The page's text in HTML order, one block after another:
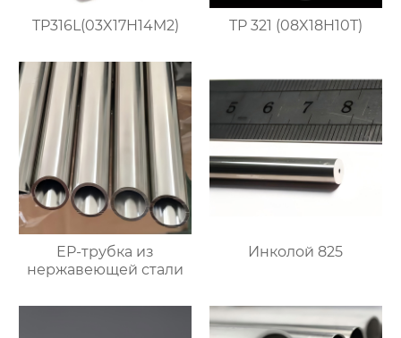
TP316L(03X17H14M2) TP 321 (08X18H10T)
EP-трубка из
нержавеющей стали
Инколой 825